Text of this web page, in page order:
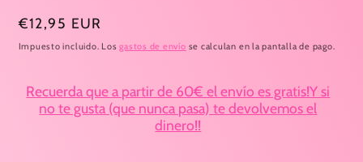
Precio
habitual
€12,95 EUR
Impuesto incluido. Losgastos de envío se calculan en la pantalla de pago.
Recuerda que a partir de 60€ el envío es gratis!Y si
no te gusta (que nunca pasa) te devolvemos el
dinero!!